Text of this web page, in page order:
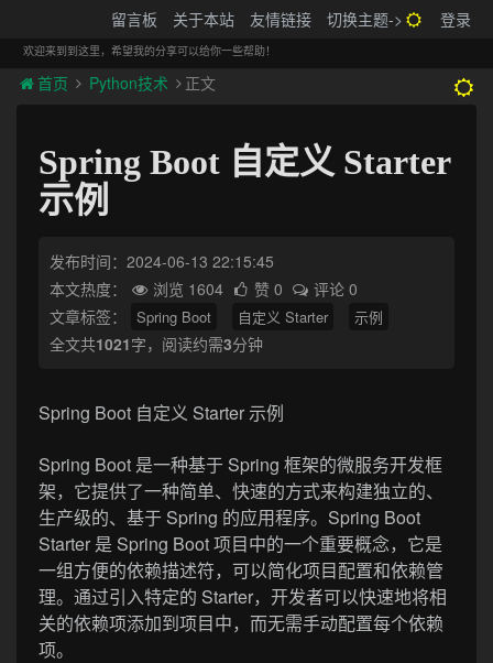
留言板 关于本站 友情链接 切换主题-> 登录
欢迎来到到这里，希望我的分享可以给你一些帮助！
首页 Python技术 正文
Spring Boot 自定义 Starter
示例
发布时间：2024-06-13 22:15:45
本文热度：
浏览 1604 赞 0
评论 0
文章标签：
Spring Boot 自定义 Starter 示例
全文共1021字，阅读约需3分钟
Spring Boot 自定义 Starter 示例
Spring Boot 是一种基于 Spring 框架的微服务开发框
架，它提供了一种简单、快速的方式来构建独立的、
生产级的、基于 Spring 的应用程序。Spring Boot
Starter 是 Spring Boot 项目中的一个重要概念，它是
一组方便的依赖描述符，可以简化项目配置和依赖管
理。通过引入特定的 Starter，开发者可以快速地将相
关的依赖项添加到项目中，而无需手动配置每个依赖
项。